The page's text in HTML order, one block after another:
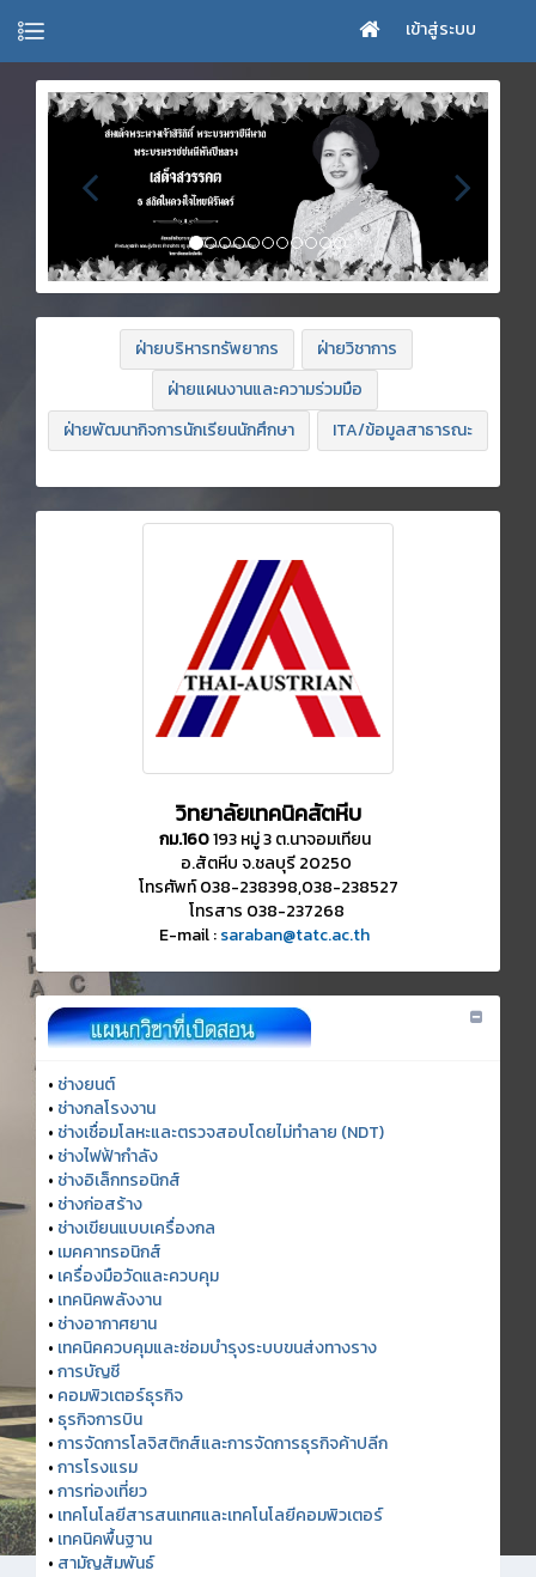
เข้าสู่ระบบ
ฝ่ายบริหารทรัพยากร
ฝ่ายวิชาการ
ฝ่ายแผนงานและความร่วมมือ
ฝ่ายพัฒนากิจการนักเรียนนักศึกษา
ITA/ข้อมูลสาธารณะ
วิทยาลัยเทคนิคสัตหีบ
กม.160193 หมู่ 3 ต.นาจอมเทียน
อ.สัตหีบ จ.ชลบุรี 20250
โทรศัพท์ 038-238398,038-238527
โทรสาร 038-237268
E-mail :saraban@tatc.ac.th
• ช่างยนต์
• ช่างกลโรงงาน
• ช่างเชื่อมโลหะและตรวจสอบโดยไม่ทำลาย (NDT)
• ช่างไฟฟ้ากำลัง
• ช่างอิเล็กทรอนิกส์
• ช่างก่อสร้าง
• ช่างเขียนแบบเครื่องกล
• เมคคาทรอนิกส์
• เครื่องมือวัดและควบคุม
• เทคนิคพลังงาน
• ช่างอากาศยาน
• เทคนิคควบคุมและซ่อมบำรุงระบบขนส่งทางราง
•การบัญชี
• คอมพิวเตอร์ธุรกิจ
• ธุรกิจการบิน
•การจัดการโลจิสติกส์และการจัดการธุรกิจค้าปลีก
•การโรงแรม
•การท่องเที่ยว
• เทคโนโลยีสารสนเทศและเทคโนโลยีคอมพิวเตอร์
• เทคนิคพื้นฐาน
• สามัญสัมพันธ์